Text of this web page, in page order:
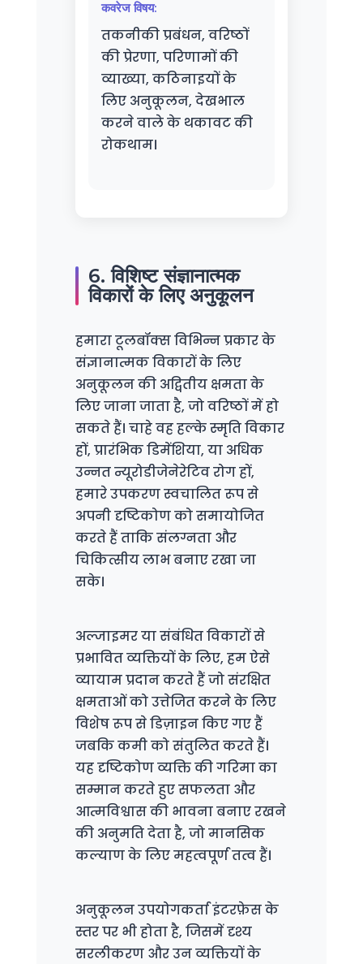
कवरेज विषय:
तकनीकी प्रबंधन, वरिष्ठों
की प्रेरणा, परिणामों की
व्याख्या, कठिनाइयों के
लिए अनुकूलन, देखभाल
करने वाले के थकावट की
रोकथाम।
6. विशिष्ट संज्ञानात्मक
विकारों के लिए अनुकूलन
हमारा टूलबॉक्स विभिन्न प्रकार के
संज्ञानात्मक विकारों के लिए
अनुकूलन की अद्वितीय क्षमता के
लिए जाना जाता है, जो वरिष्ठों में हो
सकते हैं। चाहे वह हल्के स्मृति विकार
हों, प्रारंभिक डिमेंशिया, या अधिक
उन्नत न्यूरोडीजेनेरेटिव रोग हों,
हमारे उपकरण स्वचालित रूप से
अपनी दृष्टिकोण को समायोजित
करते हैं ताकि संलग्नता और
चिकित्सीय लाभ बनाए रखा जा
सके।
अल्जाइमर या संबंधित विकारों से
प्रभावित व्यक्तियों के लिए, हम ऐसे
व्यायाम प्रदान करते हैं जो संरक्षित
क्षमताओं को उत्तेजित करने के लिए
विशेष रूप से डिज़ाइन किए गए हैं
जबकि कमी को संतुलित करते हैं।
यह दृष्टिकोण व्यक्ति की गरिमा का
सम्मान करते हुए सफलता और
आत्मविश्वास की भावना बनाए रखने
की अनुमति देता है, जो मानसिक
कल्याण के लिए महत्वपूर्ण तत्व हैं।
अनुकूलन उपयोगकर्ता इंटरफ़ेस के
स्तर पर भी होता है, जिसमें दृश्य
सरलीकरण और उन व्यक्तियों के